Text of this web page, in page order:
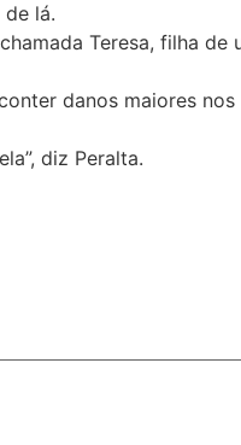
lá.
Teresa, filha de
danos maiores
diz Peralta.